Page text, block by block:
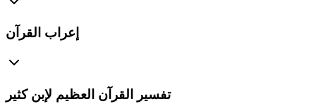
إعراب القرآن
تفسير القرآن العظيم لإبن كثير